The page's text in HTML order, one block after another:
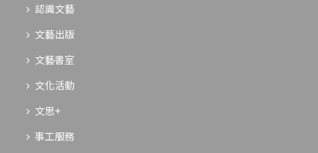
認識文藝
文藝出版
文藝書室
文化活動
文思+
事工服務